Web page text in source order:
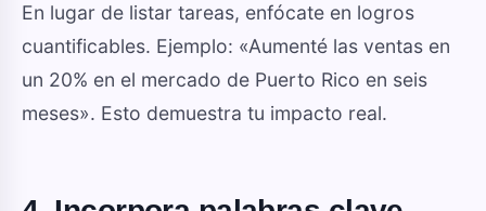
En lugar de listar tareas, enfócate en logros
cuantificables. Ejemplo: «Aumenté las ventas en
un 20% en el mercado de Puerto Rico en seis
meses». Esto demuestra tu impacto real.